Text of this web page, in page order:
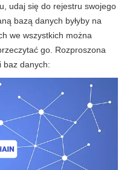
udaj się do rejestru swojego
bazą danych byłyby na
we wszystkich można
go. Rozproszona
baz danych: